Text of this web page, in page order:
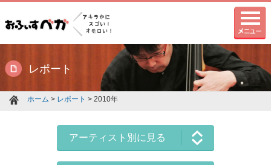
レポート
ホーム > レポート > 2010年
アーティスト別に見る